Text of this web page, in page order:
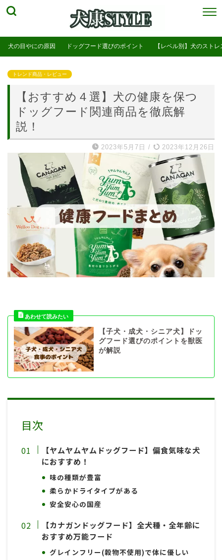
犬の目やにの原因 ドッグフード選びのポイント 【レベル別】犬のスト
トレンド商品・レビュー
【おすすめ４選】犬の健康を保つ
ドッグフード関連商品を徹底解
説！
2023年5月7日 / 2023年12月26日
【子犬・成犬・シニア犬】ドッ
グフード選びのポイントを獣医
が解説
目次
【ヤムヤムヤムドッグフード】偏食気味な犬
におすすめ！
味の種類が豊富
柔らかドライタイプがある
安全安心の国産
【カナガンドッグフード】全犬種・全年齢に
おすすめ万能フード
グレインフリー(穀物不使用)で体に優しい